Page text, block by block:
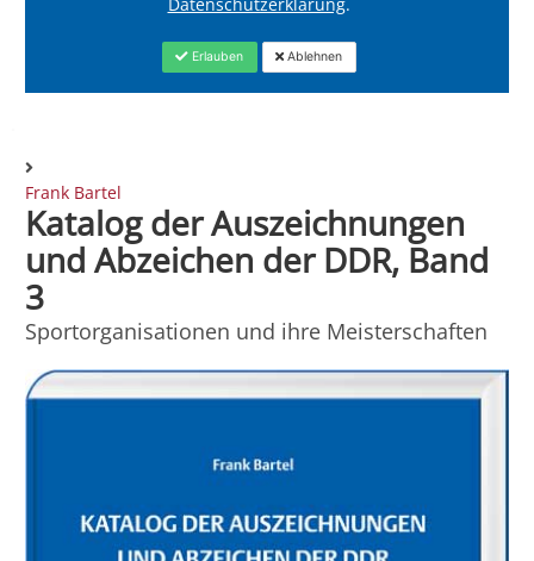
Erlauben Ablehnen
Frank Bartel
Katalog der Auszeichnungen
und Abzeichen der DDR, Band
3
Sportorganisationen und ihre Meisterschaften